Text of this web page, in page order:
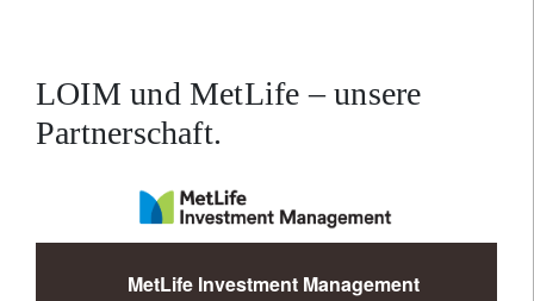
LOIM und MetLife – unsere
Partnerschaft.
MetLife Investment Management